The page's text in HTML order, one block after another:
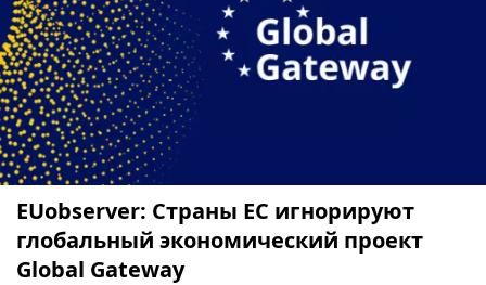
EUobserver: Страны ЕС игнорируют
глобальный экономический проект
Global Gateway